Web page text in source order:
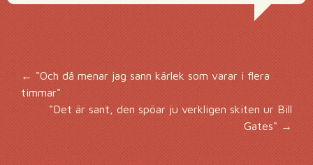
Inläggsnavigering
←"Och då menar jag sann kärlek som varar i flera
timmar"
"Det är sant, den spöar ju verkligen skiten ur Bill
Gates" →